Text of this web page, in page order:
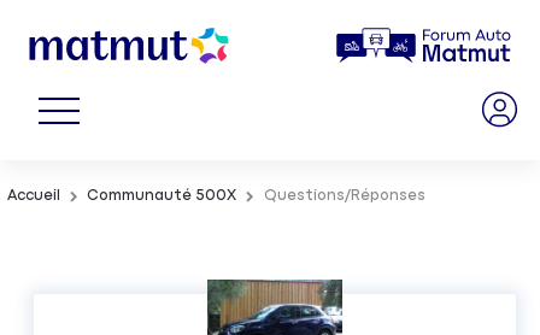
Accueil Communauté 500X Questions/Réponses